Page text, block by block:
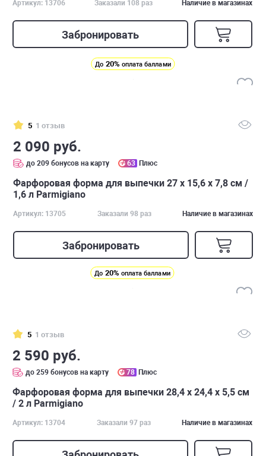
Артикул: 13706 Заказали 108 раз Наличие в магазинах
Забронировать
До 20% оплата баллами
5 1 отзыв
2 090 руб.
до 209 бонусов на карту 63 Плюс
Фарфоровая форма для выпечки 27 х 15,6 х 7,8 см /
1,6 л Parmigiano
Артикул: 13705 Заказали 98 раз Наличие в магазинах
Забронировать
До 20% оплата баллами
5 1 отзыв
2 590 руб.
до 259 бонусов на карту 78 Плюс
Фарфоровая форма для выпечки 28,4 х 24,4 х 5,5 см
/ 2 л Parmigiano
Артикул: 13704 Заказали 97 раз Наличие в магазинах